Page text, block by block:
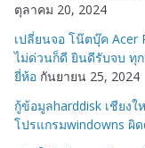
ตุลาคม 20, 2024
เปลี่ยนจอ โน๊ตบุ๊ค Acer
ไม่ด่วนก็ดี ยินดีรับจบ ทุ
ยี่ห้อ กันยายน 25, 2024
กู้ข้อมูลharddisk เชียงใ
โปรแกรมwindowns ผิด